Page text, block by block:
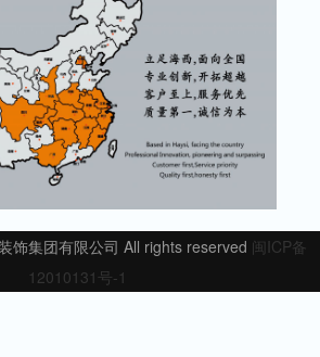
饰集团有限公司 All rights reserved 闽ICP备
12010131号-1